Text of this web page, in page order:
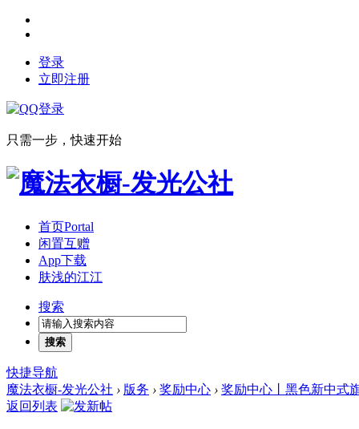
登录
立即注册
只需一步，快速开始
首页Portal
闲置互赠
App下载
肤浅的江江
搜索
搜索
快捷导航
魔法衣橱-发光公社 › 版务 › 奖励中心 › 奖励中心丨黑色新中式
返回列表